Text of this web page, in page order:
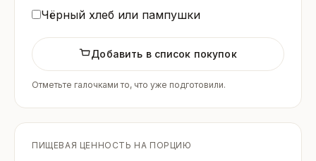
Чёрный хлеб или пампушки
Добавить в список покупок
Отметьте галочками то, что уже подготовили.
ПИЩЕВАЯ ЦЕННОСТЬ НА ПОРЦИЮ